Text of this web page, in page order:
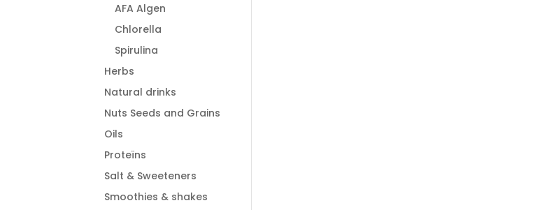
AFA Algen
Chlorella
Spirulina
Herbs
Natural drinks
Nuts Seeds and Grains
Oils
Proteïns
Salt & Sweeteners
Smoothies & shakes